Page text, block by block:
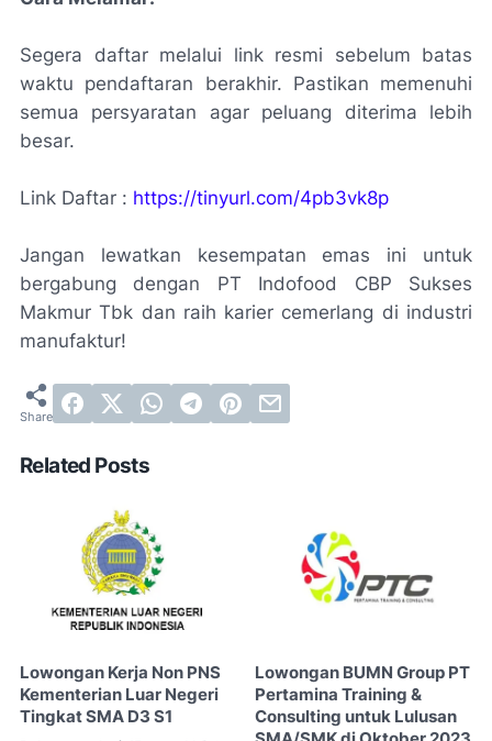
Segera daftar melalui link resmi sebelum batas
waktu pendaftaran berakhir. Pastikan memenuhi
semua persyaratan agar peluang diterima lebih
besar.
Link Daftar : https://tinyurl.com/4pb3vk8p
Jangan lewatkan kesempatan emas ini untuk
bergabung dengan PT Indofood CBP Sukses
Makmur Tbk dan raih karier cemerlang di industri
manufaktur!
Related Posts
Lowongan Kerja Non PNS
Kementerian Luar Negeri
Tingkat SMA D3 S1
Lowongan BUMN Group PT
Pertamina Training &
Consulting untuk Lulusan